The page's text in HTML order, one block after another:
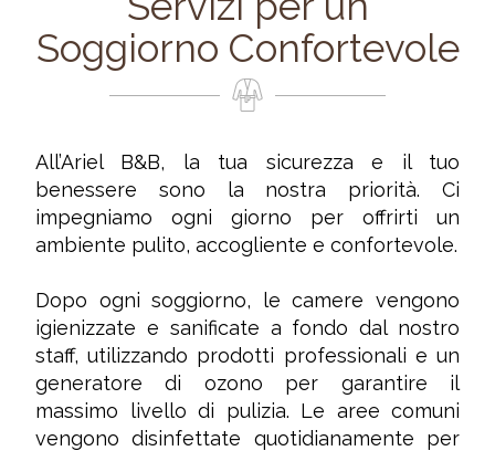
Soggiorno Confortevole
All’Ariel B&B, la tua sicurezza e il tuo
benessere sono la nostra priorità. Ci
impegniamo ogni giorno per offrirti un
ambiente pulito, accogliente e confortevole.
Dopo ogni soggiorno, le camere vengono
igienizzate e sanificate a fondo dal nostro
staff, utilizzando prodotti professionali e un
generatore di ozono per garantire il
massimo livello di pulizia. Le aree comuni
vengono disinfettate quotidianamente per